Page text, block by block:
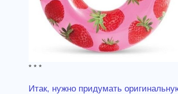
* * *
Итак, нужно придумать